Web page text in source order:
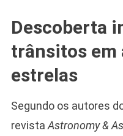
Descoberta
trânsitos em
estrelas
Segundo os autores
revista Astronomy &